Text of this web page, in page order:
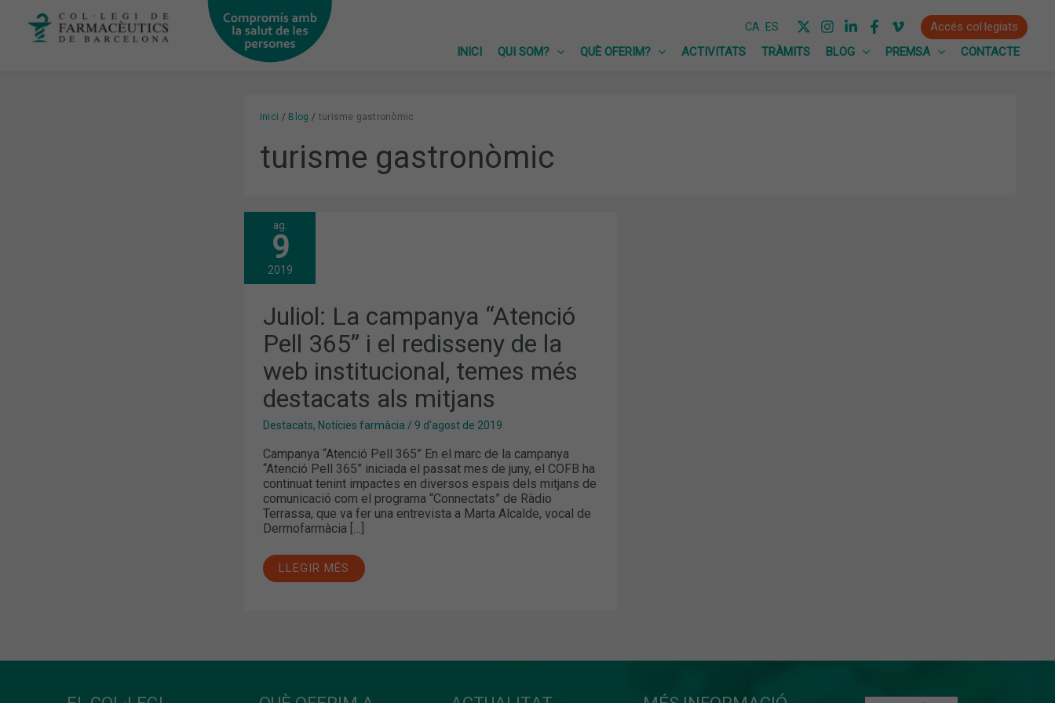
CA ES
Accés col·legiats
INICI
QUI SOM? QUÈ OFERIM? ACTIVITATS TRÀMITS BLOG PREMSA CONTACTE
Inici Blog turisme gastronòmic
turisme gastronòmic
ag.
9
2019
Juliol: La campanya “Atenció
Pell 365” i el redisseny de la
web institucional, temes més
destacats als mitjans
Destacats, Notícies farmàcia / 9 d'agost de 2019
Campanya “Atenció Pell 365” En el marc de la campanya
“Atenció Pell 365” iniciada el passat mes de juny, el COFB ha
continuat tenint impactes en diversos espais dels mitjans de
comunicació com el programa “Connectats” de Ràdio
Terrassa, que va fer una entrevista a Marta Alcalde, vocal de
Dermofarmàcia […]
JULIOL:
LA
CAMPANYA
“ATENCIÓ
PELL
REDISSENY
DE
LA
WEB
INSTITUCIONAL,
TEMES
MÉS
DESTACATS
ALS
MITJANS
LLEGIR MÉS